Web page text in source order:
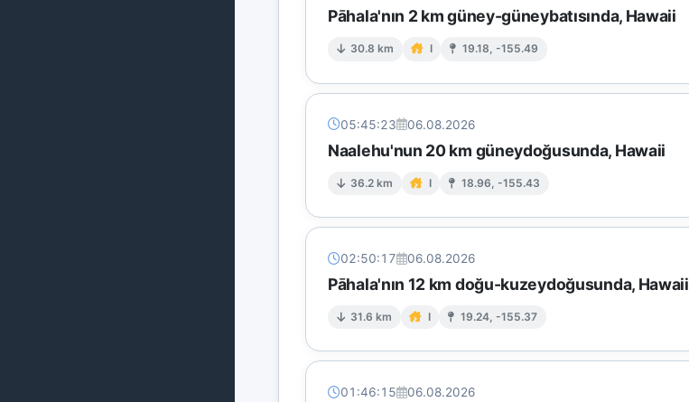
Pāhala'nın 2 km güney-güneybatısında, Hawaii
30.8 km I 19.18, -155.49
05:45:23 06.08.2026
Naalehu'nun 20 km güneydoğusunda, Hawaii
36.2 km I 18.96, -155.43
02:50:17 06.08.2026
Pāhala'nın 12 km doğu-kuzeydoğusunda, Hawaii
31.6 km I 19.24, -155.37
01:46:15 06.08.2026